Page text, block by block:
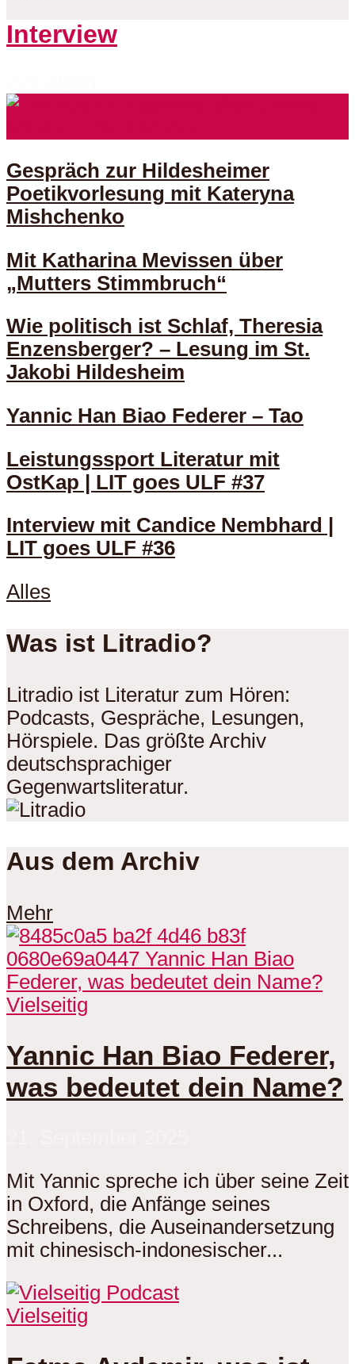
Interview
Gespräch zur Hildesheimer
Poetikvorlesung mit Kateryna
Mishchenko
Mit Katharina Mevissen über
„Mutters Stimmbruch“
Wie politisch ist Schlaf, Theresia
Enzensberger? – Lesung im St.
Jakobi Hildesheim
Yannic Han Biao Federer – Tao
Leistungssport Literatur mit
OstKap | LIT goes ULF #37
Interview mit Candice Nembhard |
LIT goes ULF #36
Alles
Was ist Litradio?
Litradio ist Literatur zum Hören:
Podcasts, Gespräche, Lesungen,
Hörspiele. Das größte Archiv
deutschsprachiger
Gegenwartsliteratur.
Aus dem Archiv
Mehr
Vielseitig
Yannic Han Biao Federer,
was bedeutet dein Name?
Mit Yannic spreche ich über seine Zeit
in Oxford, die Anfänge seines
Schreibens, die Auseinandersetzung
mit chinesisch-indonesischer...
Vielseitig